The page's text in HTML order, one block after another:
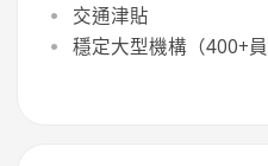
交通津貼
穩定大型機構（400+